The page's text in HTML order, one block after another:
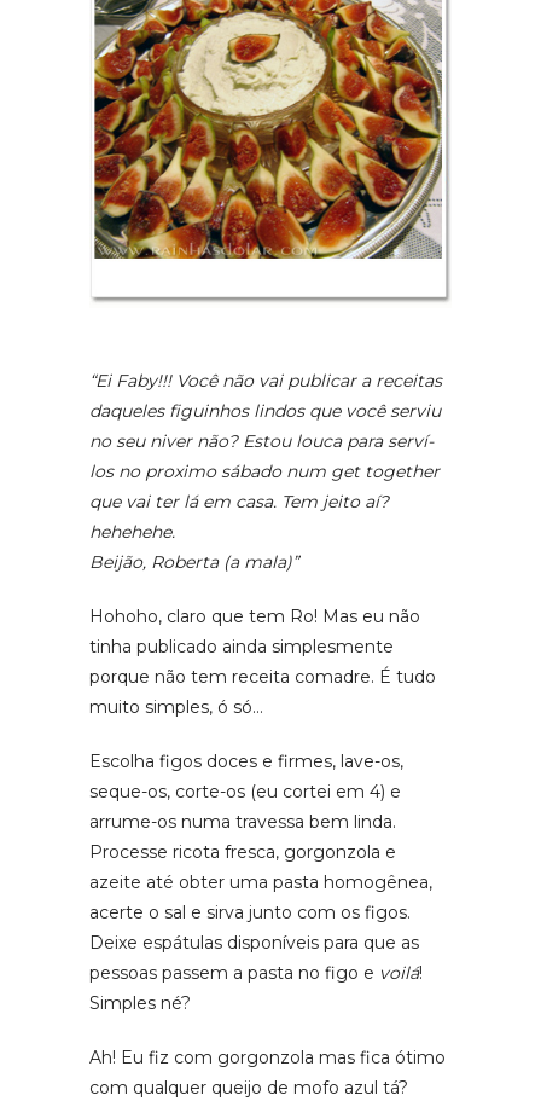
“Ei Faby!!! Você não vai publicar a receitas
daqueles figuinhos lindos que você serviu
no seu niver não? Estou louca para serví-
los no proximo sábado num get together
que vai ter lá em casa. Tem jeito aí?
hehehehe.
Beijão, Roberta (a mala)”
Hohoho, claro que tem Ro! Mas eu não
tinha publicado ainda simplesmente
porque não tem receita comadre. É tudo
muito simples, ó só…
Escolha figos doces e firmes, lave-os,
seque-os, corte-os (eu cortei em 4) e
arrume-os numa travessa bem linda.
Processe ricota fresca, gorgonzola e
azeite até obter uma pasta homogênea,
acerte o sal e sirva junto com os figos.
Deixe espátulas disponíveis para que as
pessoas passem a pasta no figo e voilá!
Simples né?
Ah! Eu fiz com gorgonzola mas fica ótimo
com qualquer queijo de mofo azul tá?